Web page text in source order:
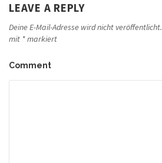
LEAVE A REPLY
Deine E-Mail-Adresse wird nicht veröffentlicht.
mit *markiert
Comment